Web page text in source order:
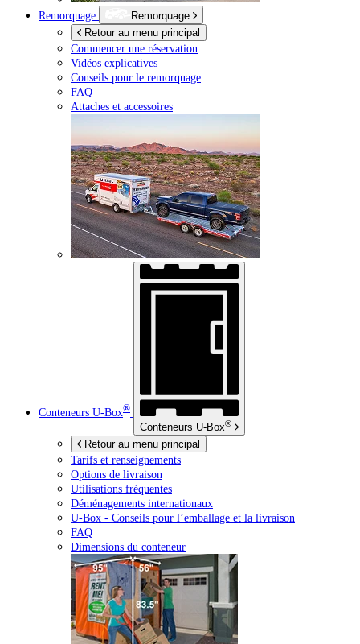
Remorquage
Remorquage
Retour au menu principal
Commencer une réservation
Vidéos explicatives
Conseils pour le remorquage
FAQ
Attaches et accessoires
Conteneurs U-Box®
Conteneurs U-Box®
Retour au menu principal
Tarifs et renseignements
Options de livraison
Utilisations fréquentes
Déménagements internationaux
U-Box - Conseils pour l’emballage et la livraison
FAQ
Dimensions du conteneur